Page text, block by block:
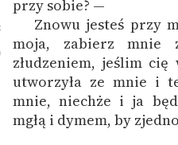
przy sobie? —
Znowu jesteś przy
moja, zabierz mnie
złudzeniem, jeślim cię
utworzyła ze mnie i
mnie, niechże i ja
mgłą i dymem, by